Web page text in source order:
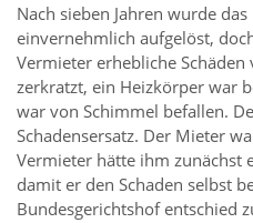
Nach sieben Jahren wurde
einvernehmlich aufgelöst,
Vermieter erhebliche
zerkratzt, ein Heizkörper war
war von Schimmel befallen.
Schadensersatz. Der Mieter
Vermieter hätte ihm zunächst
damit er den Schaden selbst
Bundesgerichtshof entschied